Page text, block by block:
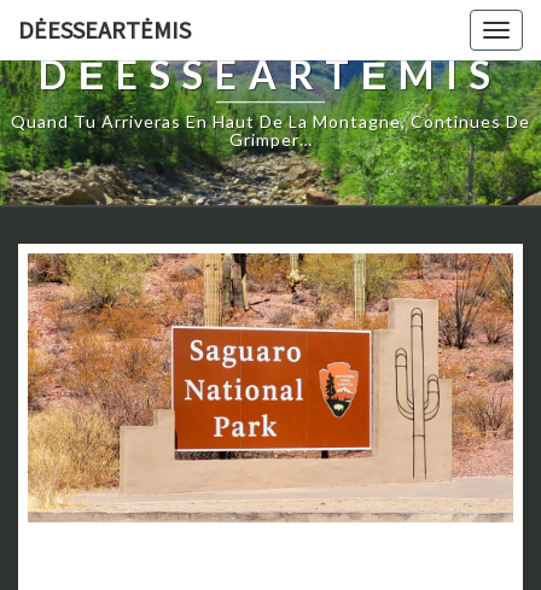
DĖESSEARTĖMIS
DĖESSEARTĖMIS
Quand Tu Arriveras En Haut De La Montagne, Continues De
Grimper…